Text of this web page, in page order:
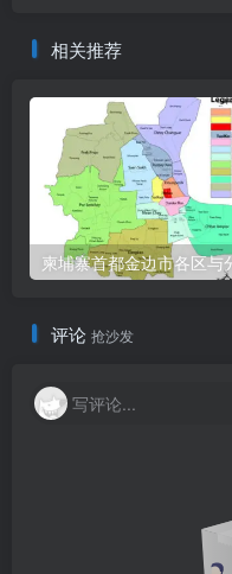
相关推荐
评论 抢沙发
写评论...